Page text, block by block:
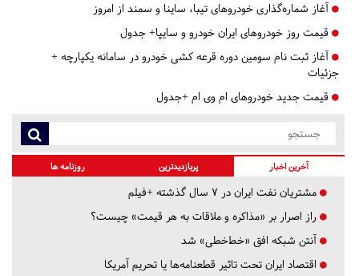
آغاز شماره‌گذاری خودروهای تیبا، ساینا و سمند از امروز
قیمت روز خودروهای ایران خودرو و سایپا+ جدول
آغاز ثبت نام سومین دوره قرعه کشی خودرو در سامانه یکپارچه +
جزئیات
قیمت جدید خودروهای ام وی ام +جدول
آخرین اخبار پربازدیدترین روزنامه ها
مشتریان نفت ایران در ۷ سال گذشته +فیلم
راز اصرار بر «مذاکره و ملاقات به هر قیمت» چیست؟
آنتن شبکه افق «خط‌خطی» شد
اقتصاد ایران تحت تاثیر قطعنامه‌ها یا تحریم‌ آمریکا